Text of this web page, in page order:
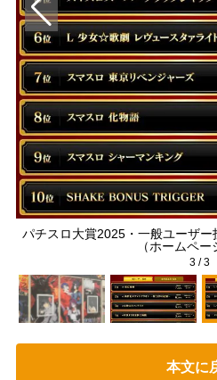
パチスロ大賞2025・一般ユーザ
（ホームペー
3/3
本文に